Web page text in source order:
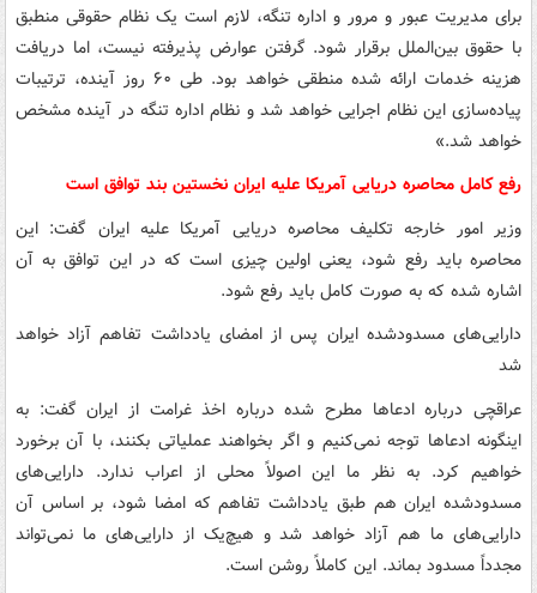
برای مدیریت عبور و مرور و اداره تنگه، لازم است یک نظام حقوقی منطبق
با حقوق بین‌الملل برقرار شود. گرفتن عوارض پذیرفته نیست، اما دریافت
هزینه خدمات ارائه شده منطقی خواهد بود. طی ۶۰ روز آینده، ترتیبات
پیاده‌سازی این نظام اجرایی خواهد شد و نظام اداره تنگه در آینده مشخص
خواهد شد.»
رفع کامل محاصره دریایی آمریکا علیه ایران نخستین بند توافق است
وزیر امور خارجه تکلیف محاصره دریایی آمریکا علیه ایران گفت: این
محاصره باید رفع شود، یعنی اولین چیزی است که در این توافق به آن
اشاره شده که به صورت کامل باید رفع شود.
دارایی‌های مسدودشده ایران پس از امضای یادداشت تفاهم آزاد خواهد
شد
عراقچی درباره ادعاها مطرح شده درباره اخذ غرامت از ایران گفت: به
اینگونه ادعاها توجه نمی‌کنیم و اگر بخواهند عملیاتی بکنند، با آن برخورد
خواهیم کرد. به نظر ما این اصولاً محلی از اعراب ندارد. دارایی‌های
مسدودشده ایران هم طبق یادداشت تفاهم که امضا شود، بر اساس آن
دارایی‌های ما هم آزاد خواهد شد و هیچ‌یک از دارایی‌های ما نمی‌تواند
مجدداً مسدود بماند. این کاملاً روشن است.